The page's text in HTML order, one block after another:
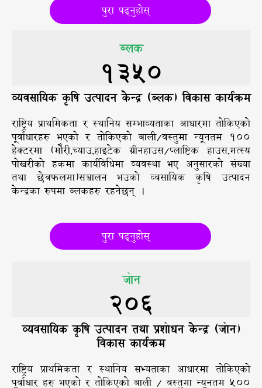
पुरा पढ्नुहोस्
ब्लक
1664
व्यवसायिक कृषि उत्पादन केन्द्र (ब्लक) विकास कार्यक्रम
राष्ट्रिय प्राथमिकता र स्थानिय सम्भाव्यताका आधारमा तोकिएको
पूर्वाधारहरु भएको र तोकिएको बाली/वस्तुमा न्यूनतम १००
हेक्टरमा (मोैरी,च्याउ,हाइटेक ग्रीनहाउस/प्लाष्टिक हाउस,मत्स्य
पोखरीको हकमा कार्यविधिमा व्यवस्था भए अनुसारको संख्या
तथा छेत्रफलमा)सञ्चालन भउको व्वसायिक कृषि उत्पादन
केन्द्रका रुपमा ब्लकहरु रहनेछन् ।
पुरा पढ्नुहोस्
जोन
206
व्यवसायिक कृषि उत्पादन तथा प्रशोधन केन्द्र (जोन)
विकास कार्यक्रम
राष्ट्रिय प्राथमिकता र स्थानिय सभ्यताका आधारमा तोकिएको
पूर्वाधार हरु भएको र तोकिएको बाली / वस्तुमा न्यूनतम ५००